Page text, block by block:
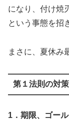
になり、付け焼
という事態を招
まさに、夏休み
第１法則の対策
1．期限、ゴー